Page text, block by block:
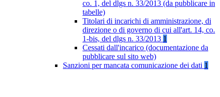
co. 1, del dlgs n. 33/2013 (da pubblicare in
tabelle)
Titolari di incarichi di amministrazione, di
direzione o di governo di cui all'art. 14, co.
1-bis, del dlgs n. 33/2013 1
Cessati dall'incarico (documentazione da
pubblicare sul sito web)
Sanzioni per mancata comunicazione dei dati 1